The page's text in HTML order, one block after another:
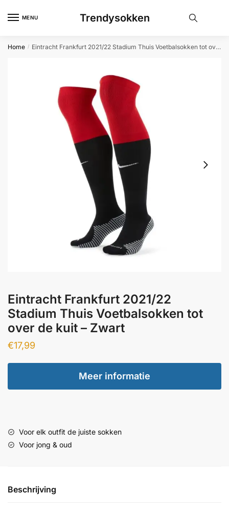
MENU Trendysokken
Home / Eintracht Frankfurt 2021/22 Stadium Thuis Voetbalsokken tot over de kuit – Zwart
Eintracht Frankfurt 2021/22
Stadium Thuis Voetbalsokken tot
over de kuit – Zwart
€17,99
Meer informatie
Voor elk outfit de juiste sokken
Voor jong & oud
Beschrijving